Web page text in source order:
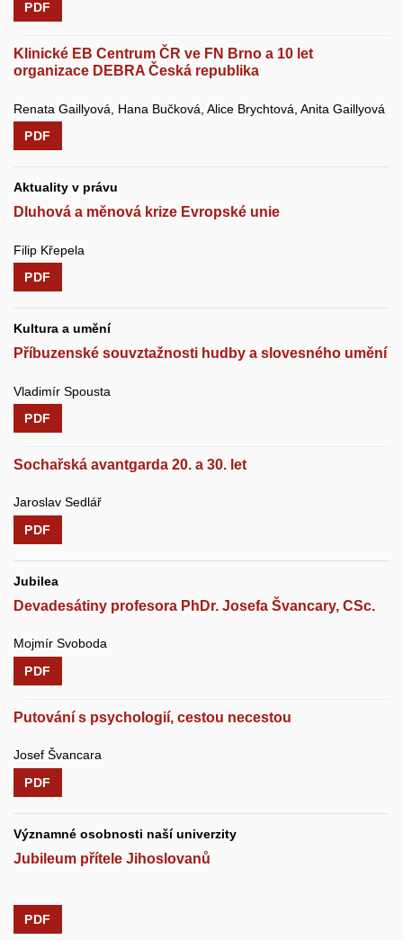
PDF
Klinické EB Centrum ČR ve FN Brno a 10 let
organizace DEBRA Česká republika
Renata Gaillyová, Hana Bučková, Alice Brychtová, Anita Gaillyová
PDF
Aktuality v právu
Dluhová a měnová krize Evropské unie
Filip Křepela
PDF
Kultura a umění
Příbuzenské souvztažnosti hudby a slovesného umění
Vladimír Spousta
PDF
Sochařská avantgarda 20. a 30. let
Jaroslav Sedlář
PDF
Jubilea
Devadesátiny profesora PhDr. Josefa Švancary, CSc.
Mojmír Svoboda
PDF
Putování s psychologií, cestou necestou
Josef Švancara
PDF
Významné osobnosti naší univerzity
Jubileum přítele Jihoslovanů
PDF